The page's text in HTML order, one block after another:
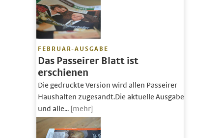
FEBRUAR-AUSGABE
Das Passeirer Blatt ist
erschienen
Die gedruckte Version wird allen Passeirer
Haushalten zugesandt.Die aktuelle Ausgabe
und alle... [mehr]